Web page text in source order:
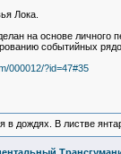
Лока.
на основе личного
событийных
000012/?id=47#35
в дождях. В листве